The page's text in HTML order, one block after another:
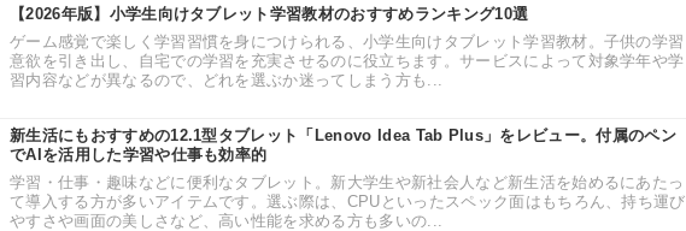
【2026年版】小学生向けタブレット学習教材のおすすめランキング10選
ゲーム感覚で楽しく学習習慣を身につけられる、小学生向けタブレット学習教材。子供の学習
意欲を引き出し、自宅での学習を充実させるのに役立ちます。サービスによって対象学年や学
習内容などが異なるので、どれを選ぶか迷ってしまう方も...
新生活にもおすすめの12.1型タブレット「Lenovo Idea Tab Plus」をレビュー。付属のペン
でAIを活用した学習や仕事も効率的
学習・仕事・趣味などに便利なタブレット。新大学生や新社会人など新生活を始めるにあたっ
て導入する方が多いアイテムです。選ぶ際は、CPUといったスペック面はもちろん、持ち運び
やすさや画面の美しさなど、高い性能を求める方も多いの...